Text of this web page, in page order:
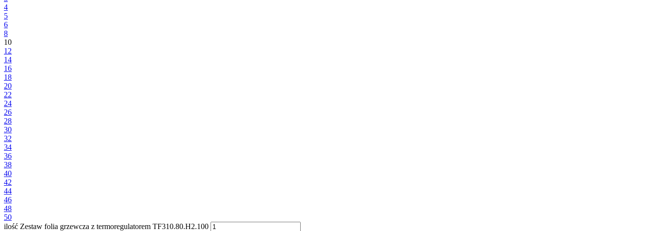
4
5
6
8
10
12
14
16
18
20
22
24
26
28
30
32
34
36
38
40
42
44
46
48
50
ilość Zestaw folia grzewcza z termoregulatorem TF310.80.H2.100